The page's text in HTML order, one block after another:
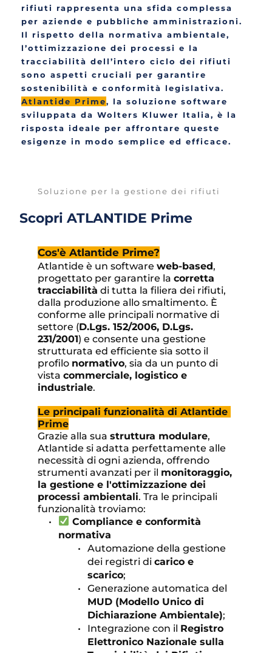
rifiuti rappresenta una sfida complessa
per aziende e pubbliche amministrazioni.
Il rispetto della normativa ambientale,
l’ottimizzazione dei processi e la
tracciabilità dell’intero ciclo dei rifiuti
sono aspetti cruciali per garantire
Atlantide Prime, la soluzione software
sviluppata da Wolters Kluwer Italia, è la
risposta ideale per affrontare queste
esigenze in modo semplice ed efficace.
Soluzione per la gestione dei rifiuti
Scopri ATLANTIDE Prime
Cos'è Atlantide Prime?
Atlantide è un software web-based,
progettato per garantire la corretta
tracciabilità di tutta la filiera dei rifiuti,
dalla produzione allo smaltimento. È
conforme alle principali normative di
settore (D.Lgs. 152/2006, D.Lgs.
231/2001) e consente una gestione
strutturata ed efficiente sia sotto il
profilo normativo, sia da un punto di
vista commerciale, logistico e
industriale.
Le principali funzionalità di Atlantide
Prime
Grazie alla sua struttura modulare,
Atlantide si adatta perfettamente alle
necessità di ogni azienda, offrendo
strumenti avanzati per il monitoraggio,
la gestione e l'ottimizzazione dei
processi ambientali. Tra le principali
funzionalità troviamo:
Compliance e conformità
normativa
Automazione della gestione
dei registri di carico e
scarico;
MUD (Modello Unico di
Dichiarazione Ambientale);
Integrazione con il Registro
Elettronico Nazionale sulla